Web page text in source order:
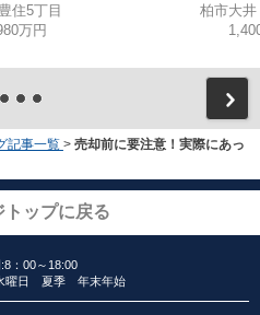
住5丁目
万円
柏市大
記事一覧 > 売却前に要注意！実際にあっ
トップに戻る
：00～18:00
曜日 夏季 年末年始